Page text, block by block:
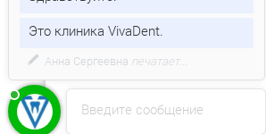
Лечение пульпита
Удаление зубного нерва
Введите сообщение